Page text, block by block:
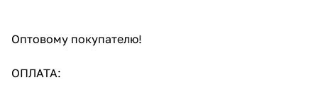
Оптовому покупателю!
ОПЛАТА: